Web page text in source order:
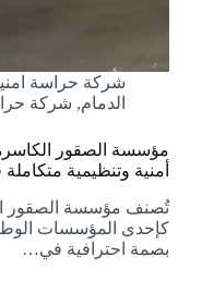
شركة حراسة
الدمام, شركة
مؤسسة الصقور
أمنية وتنظيمية
تُصنف مؤسسة الصقور
كإحدى المؤسسات
بصمة احترافية في…